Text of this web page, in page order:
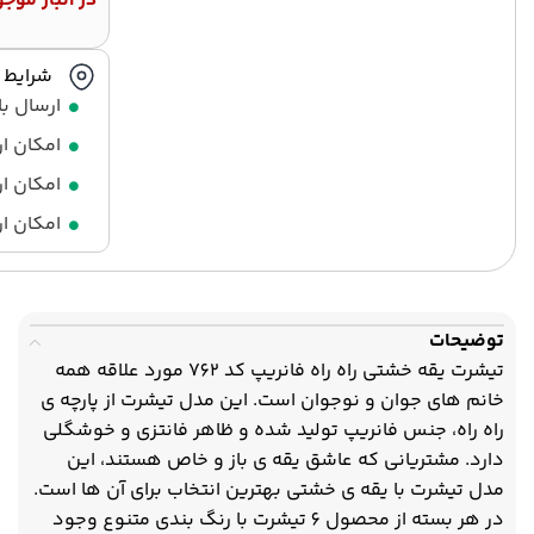
شرایط
ارسال
امکان
امکان
امکان
توضیحات
تیشرت یقه خشتی راه راه فانریپ کد 762 مورد علاقه همه
خانم های جوان و نوجوان است. این مدل تیشرت از پارچه ی
راه راه، جنس فانریپ تولید شده و ظاهر فانتزی و خوشگلی
دارد. مشتریانی که عاشق یقه ی باز و خاص هستند، این
مدل تیشرت با یقه ی خشتی بهترین انتخاب برای آن ها است.
در هر بسته از محصول 6 تیشرت با رنگ بندی متنوع وجود